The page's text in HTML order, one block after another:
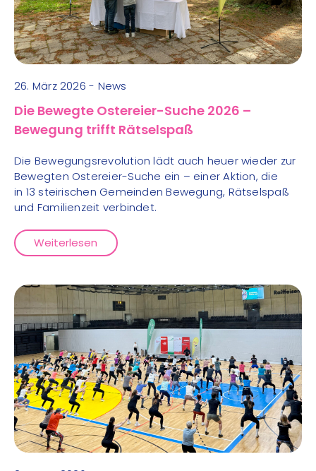
26. März 2026 - News
Die Bewegte Ostereier-Suche 2026 –
Bewegung trifft Rätselspaß
Die Bewegungsrevolution lädt auch heuer wieder zur
Bewegten Ostereier-Suche ein – einer Aktion, die
in 13 steirischen Gemeinden Bewegung, Rätselspaß
und Familienzeit verbindet.
Weiterlesen